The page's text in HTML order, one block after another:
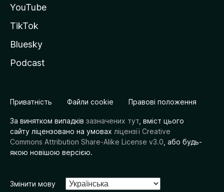
YouTube
TikTok
Bluesky
Podcast
Приватність Файли cookie Правові положення
За винятком випадків зазначених тут , вміст цього
сайту ліцензовано на умовах ліцензії Creative
Commons Attribution Share-Alike License v3.0 , або будь-
якою новішою версією.
Змінити мову